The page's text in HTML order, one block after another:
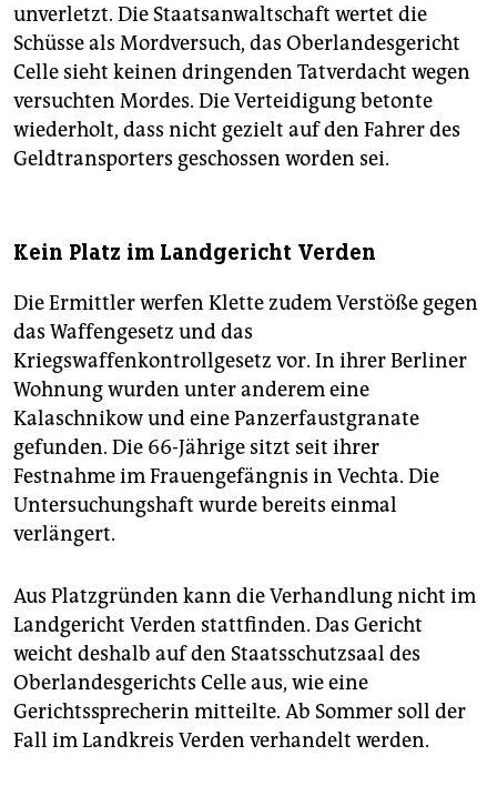
unverletzt. Die Staatsanwaltschaft wertet die
Schüsse als Mordversuch, das Oberlandesgericht
Celle sieht keinen dringenden Tatverdacht wegen
versuchten Mordes. Die Verteidigung betonte
wiederholt, dass nicht gezielt auf den Fahrer des
Geldtransporters geschossen worden sei.
Kein Platz im Landgericht Verden
Die Ermittler werfen Klette zudem Verstöße gegen
das Waffengesetz und das
Kriegswaffenkontrollgesetz vor. In ihrer Berliner
Wohnung wurden unter anderem eine
Kalaschnikow und eine Panzerfaustgranate
gefunden. Die 66-Jährige sitzt seit ihrer
Festnahme im Frauengefängnis in Vechta. Die
Untersuchungshaft wurde bereits einmal
verlängert.
Aus Platzgründen kann die Verhandlung nicht im
Landgericht Verden stattfinden. Das Gericht
weicht deshalb auf den Staatsschutzsaal des
Oberlandesgerichts Celle aus, wie eine
Gerichtssprecherin mitteilte. Ab Sommer soll der
Fall im Landkreis Verden verhandelt werden.